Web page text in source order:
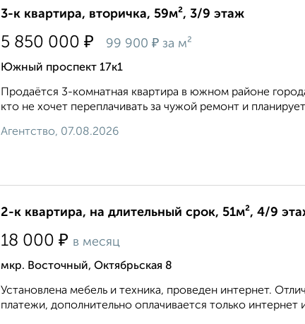
3-к квартира, вторичка, 59м², 3/9 этаж
5 850 000 ₽ 99 900 ₽ за м²
Южный проспект 17к1
Продаётся 3-комнатная квартира в южном районе
кто не хочет переплачивать за чужой ремонт и
Агентство, 07.08.2026
2-к квартира, на длительный срок, 51м², 4/9
18 000 ₽ в месяц
мкр. Восточный, Октябрьская 8
Установлена мебель и техника, проведен интернет.
платежи, дополнительно оплачивается только